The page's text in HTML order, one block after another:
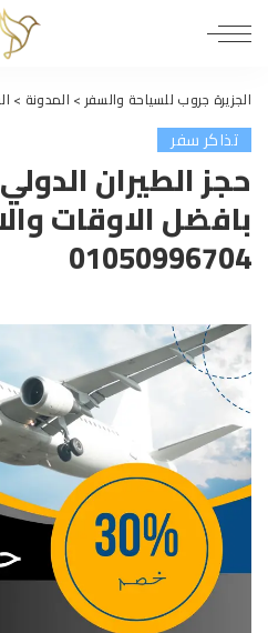
الجزيرة جروب للسياحة والسفر > المدونة >
تذاكر سفر
حجز الطيران
بافضل الاوقات
01050996704